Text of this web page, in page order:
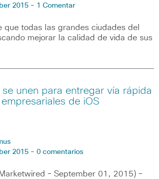
2015 - 1 Comentar
que todas las grandes ciudades del
mejorar la calidad de vida de sus
unen para entregar vía rápida
de iOS
2015 - 0 comentarios
– September 01, 2015) –